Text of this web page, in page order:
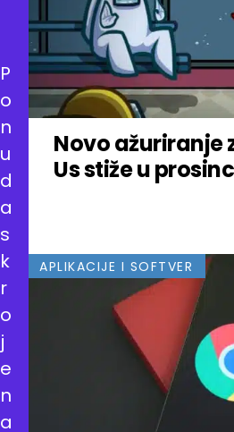
Novo ažuriranje
Us stiže u
APLIKACIJE I SOFTVER
P
o
n
u
d
a
s
k
r
o
j
e
n
a